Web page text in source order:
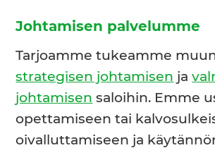
Johtamisen palvelumme
Tarjoamme tukeamme
strategisen johtamisen ja
johtamisen saloihin. Emme
opettamiseen tai
oivalluttamiseen ja